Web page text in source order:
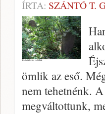
ÍRTA: SZÁNTÓ T.
ömlik az eső.
nem tehetnénk.
megváltottunk,